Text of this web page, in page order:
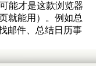
能才是这款浏览器
就能用）。例如总
邮件、总结日历事